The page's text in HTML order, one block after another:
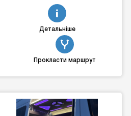
Детальніше
Прокласти маршрут